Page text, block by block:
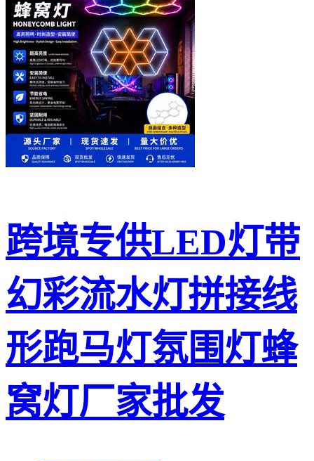
跨境专供LED灯带
幻彩流水灯拼接线
形跑马灯氛围灯蜂
窝灯厂家批发